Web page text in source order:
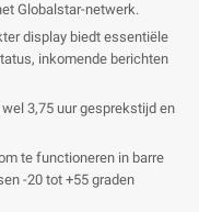
Globalstar-netwerk.
display biedt essentiële
inkomende berichten
3,75 uur gesprekstijd en
te functioneren in barre
-20 tot +55 graden